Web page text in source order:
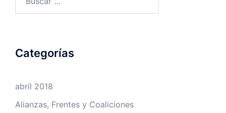
Categorías
abril 2018
Alianzas, Frentes y Coaliciones